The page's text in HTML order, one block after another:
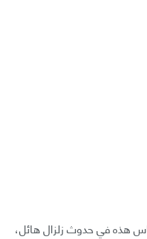
هذه في حدوث زلزال هائل،